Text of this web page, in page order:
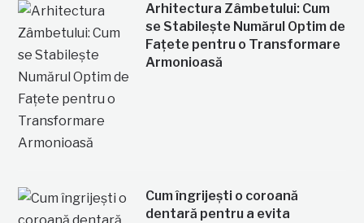
Arhitectura Zâmbetului: Cum
se Stabilește Numărul Optim de
Fațete pentru o Transformare
Armonioasă
Cum îngrijești o coroană
dentară pentru a evita